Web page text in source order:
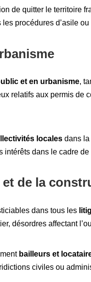
de quitter le territoire
procédures d’asile
et en urbanisme,
relatifs aux permis de
locales dans la
intérêts dans le cadre
de la
dans tous les
désordres affectant
bailleurs et
civiles ou